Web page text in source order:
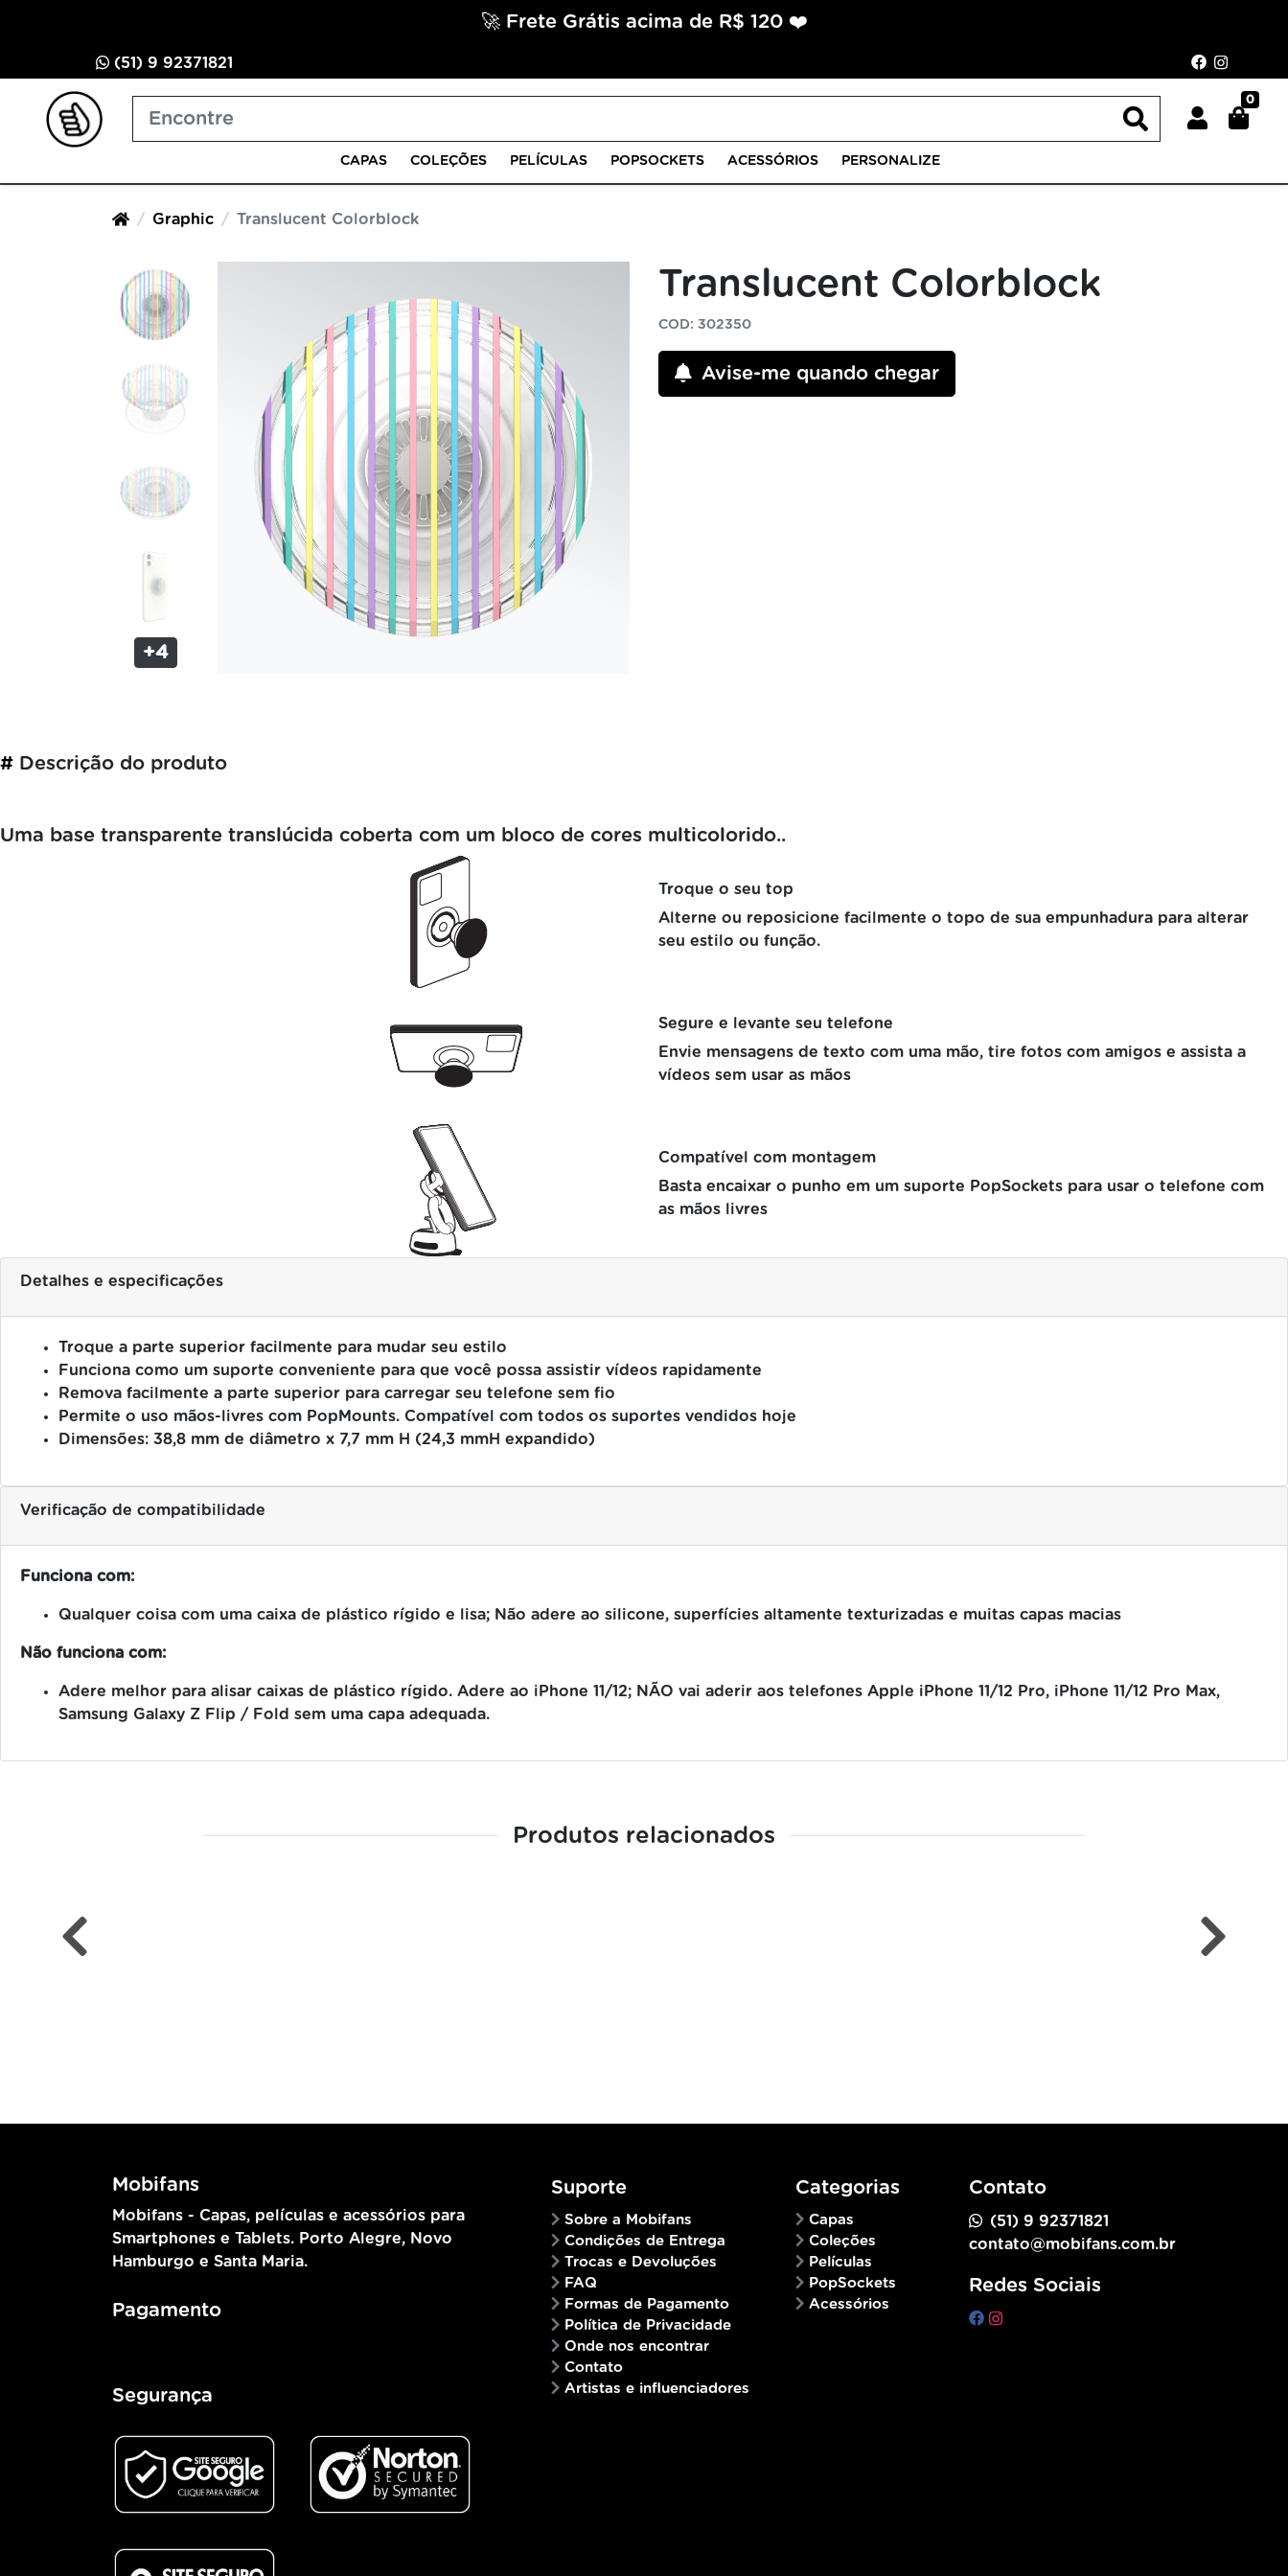
🚀 Frete Grátis acima de R$ 120 ❤️
(51) 9 92371821
0
CAPAS COLEÇÕES PELÍCULAS POPSOCKETS ACESSÓRIOS PERSONALIZE
Graphic Translucent Colorblock
+4
Translucent Colorblock
COD: 302350
Avise-me quando chegar
# Descrição do produto
Uma base transparente translúcida coberta com um bloco de cores multicolorido..
Troque o seu top
Alterne ou reposicione facilmente o topo de sua empunhadura para alterar
seu estilo ou função.
Segure e levante seu telefone
Envie mensagens de texto com uma mão, tire fotos com amigos e assista a
vídeos sem usar as mãos
Compatível com montagem
Basta encaixar o punho em um suporte PopSockets para usar o telefone com
as mãos livres
Detalhes e especificações
Troque a parte superior facilmente para mudar seu estilo
Funciona como um suporte conveniente para que você possa assistir vídeos rapidamente
Remova facilmente a parte superior para carregar seu telefone sem fio
Permite o uso mãos-livres com PopMounts. Compatível com todos os suportes vendidos hoje
Dimensões: 38,8 mm de diâmetro x 7,7 mm H (24,3 mmH expandido)
Verificação de compatibilidade
Funciona com:
Qualquer coisa com uma caixa de plástico rígido e lisa; Não adere ao silicone, superfícies altamente texturizadas e muitas capas macias
Não funciona com:
Adere melhor para alisar caixas de plástico rígido. Adere ao iPhone 11/12; NÃO vai aderir aos telefones Apple iPhone 11/12 Pro, iPhone 11/12 Pro Max,
Samsung Galaxy Z Flip / Fold sem uma capa adequada.
Produtos relacionados
Contato
(51) 9 92371821
contato@mobifans.com.br
Redes Sociais
Suporte
Sobre a Mobifans
Condições de Entrega
Trocas e Devoluções
FAQ
Formas de Pagamento
Política de Privacidade
Onde nos encontrar
Contato
Artistas e influenciadores
Categorias
Capas
Coleções
Películas
PopSockets
Acessórios
Mobifans
Mobifans - Capas, películas e acessórios para
Smartphones e Tablets. Porto Alegre, Novo
Hamburgo e Santa Maria.
Pagamento
Segurança